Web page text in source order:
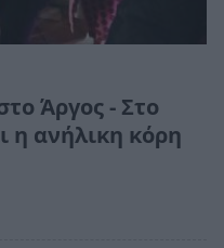
Άργος - Στο
η ανήλικη κόρη